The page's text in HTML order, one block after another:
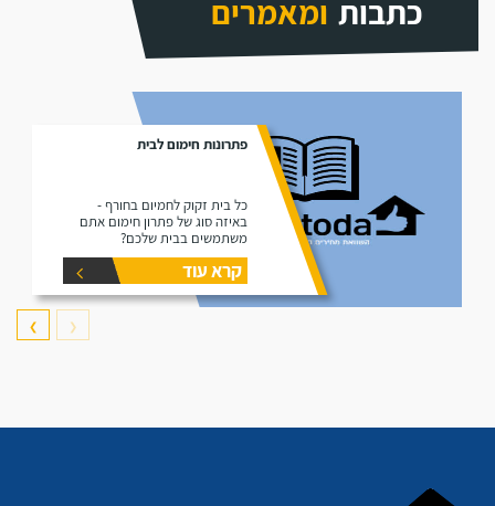
כתבות ומאמרים
פתרונות חימום לבית
כל בית זקוק לחמיום בחורף -
באיזה סוג של פתרון חימום אתם
משתמשים בבית שלכם?
קרא עוד
❮
❯